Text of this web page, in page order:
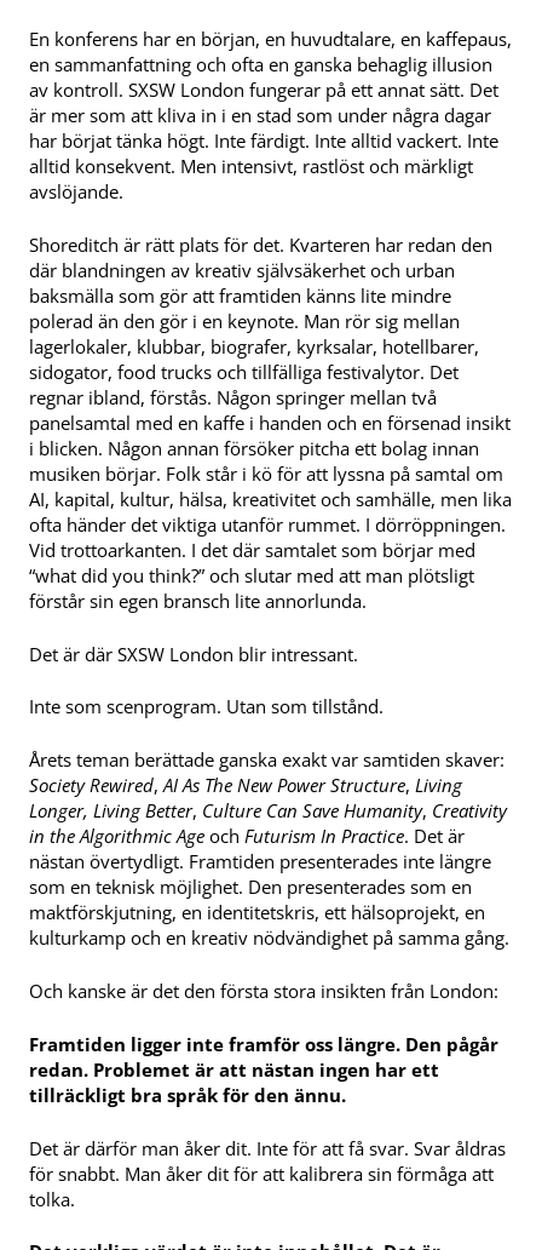
En konferens har en början, en huvudtalare, en kaffepaus,
en sammanfattning och ofta en ganska behaglig illusion
av kontroll. SXSW London fungerar på ett annat sätt. Det
är mer som att kliva in i en stad som under några dagar
har börjat tänka högt. Inte färdigt. Inte alltid vackert. Inte
alltid konsekvent. Men intensivt, rastlöst och märkligt
avslöjande.
Shoreditch är rätt plats för det. Kvarteren har redan den
där blandningen av kreativ självsäkerhet och urban
baksmälla som gör att framtiden känns lite mindre
polerad än den gör i en keynote. Man rör sig mellan
lagerlokaler, klubbar, biografer, kyrksalar, hotellbarer,
sidogator, food trucks och tillfälliga festivalytor. Det
regnar ibland, förstås. Någon springer mellan två
panelsamtal med en kaffe i handen och en försenad insikt
i blicken. Någon annan försöker pitcha ett bolag innan
musiken börjar. Folk står i kö för att lyssna på samtal om
AI, kapital, kultur, hälsa, kreativitet och samhälle, men lika
ofta händer det viktiga utanför rummet. I dörröppningen.
Vid trottoarkanten. I det där samtalet som börjar med
“what did you think?” och slutar med att man plötsligt
förstår sin egen bransch lite annorlunda.
Det är där SXSW London blir intressant.
Inte som scenprogram. Utan som tillstånd.
Årets teman berättade ganska exakt var samtiden skaver:
Society Rewired,AI As The New Power Structure, Living
Longer, Living Better, Culture Can Save Humanity, Creativity
in the Algorithmic Age och Futurism In Practice. Det är
nästan övertydligt. Framtiden presenterades inte längre
som en teknisk möjlighet. Den presenterades som en
maktförskjutning, en identitetskris, ett hälsoprojekt, en
kulturkamp och en kreativ nödvändighet på samma gång.
Och kanske är det den första stora insikten från London:
Framtiden ligger inte framför oss längre. Den pågår
redan. Problemet är att nästan ingen har ett
tillräckligt bra språk för den ännu.
Det är därför man åker dit. Inte för att få svar. Svar åldras
för snabbt. Man åker dit för att kalibrera sin förmåga att
tolka.